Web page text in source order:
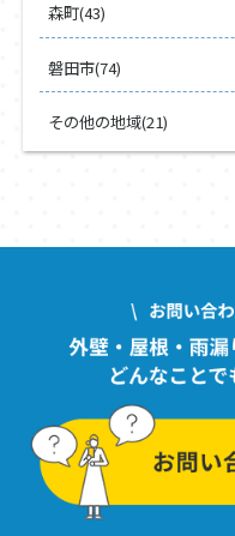
森町(43)
磐田市(74)
その他の地域(21)